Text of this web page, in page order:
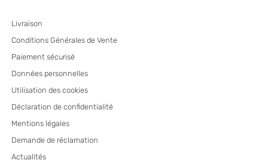
Livraison
Conditions Générales de Vente
Paiement sécurisé
Données personnelles
Utilisation des cookies
Déclaration de confidentialité
Mentions légales
Demande de réclamation
Actualités